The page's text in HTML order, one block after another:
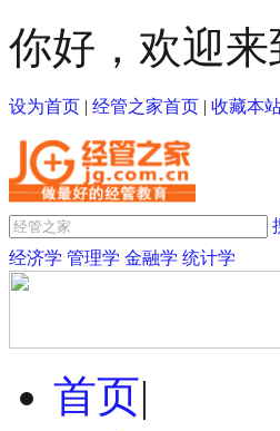
你好，欢迎
设为首页 | 经管之家首页 | 收藏本
经济学 管理学 金融学 统计学
首页|